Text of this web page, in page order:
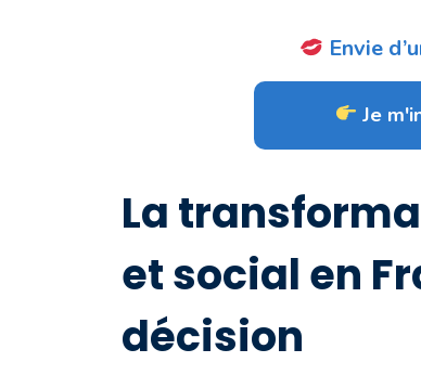
Envie
Je
La
et social en
décision